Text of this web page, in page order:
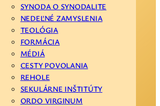
SYNODA O SYNODALITE
NEDEĽNÉ ZAMYSLENIA
TEOLÓGIA
FORMÁCIA
MÉDIÁ
CESTY POVOLANIA
REHOLE
SEKULÁRNE INŠTITÚTY
ORDO VIRGINUM